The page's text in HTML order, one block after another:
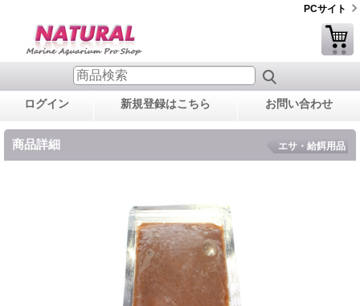
PCサイト
ログイン 新規登録はこちら お問い合わせ
商品詳細 エサ・給餌用品